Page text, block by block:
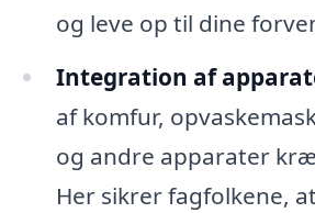
og leve op til dine
Integration af
af komfur,
og andre apparater
Her sikrer fagfolkene,